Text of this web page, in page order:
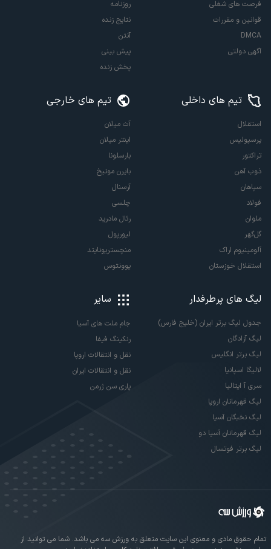
فرصت های شغلی
قوانین و مقررات
DMCA
آگهی دولتی
روزنامه
نتایج زنده
آنتن
پیش بینی
پخش زنده
تیم های داخلی
استقلال
پرسپولیس
تراکتور
ذوب آهن
سپاهان
فولاد
ملوان
گل‌گهر
آلومینیوم اراک
استقلال خوزستان
تیم های خارجی
آث میلان
اینتر میلان
بارسلونا
بایرن مونیخ
آرسنال
چلسی
رئال مادرید
لیورپول
منچستریونایتد
یوونتوس
لیگ های پرطرفدار
جدول لیگ برتر ایران (خلیج فارس)
لیگ آزادگان
لیگ برتر انگلیس
لالیگا اسپانیا
سری آ ایتالیا
لیگ قهرمانان اروپا
لیگ نخبگان آسیا
لیگ قهرمانان آسیا دو
لیگ برتر فوتسال
سایر
جام ملت های آسیا
رنکینگ فیفا
نقل و انتقالات اروپا
نقل و انتقالات ایران
پاری سن ژرمن
تمام حقوق مادی و معنوی این سایت متعلق به ورزش سه می باشد. شما می توانید از